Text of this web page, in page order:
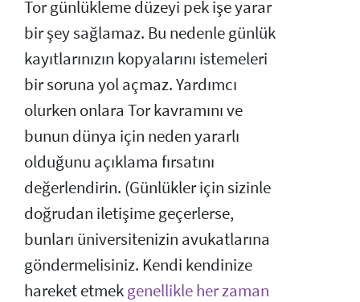
Tor günlükleme düzeyi pek işe yarar
bir şey sağlamaz. Bu nedenle günlük
kayıtlarınızın kopyalarını istemeleri
bir soruna yol açmaz. Yardımcı
olurken onlara Tor kavramını ve
bunun dünya için neden yararlı
olduğunu açıklama fırsatını
değerlendirin. (Günlükler için sizinle
doğrudan iletişime geçerlerse,
bunları üniversitenizin avukatlarına
göndermelisiniz. Kendi kendinize
hareket etmekgenellikle her zaman